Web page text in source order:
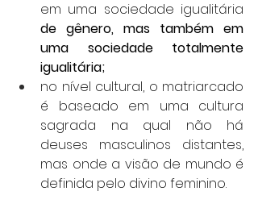
de gênero, mas também em
uma sociedade totalmente
igualitária;
no nível cultural, o matriarcado
é baseado em uma cultura
sagrada na qual não há
deuses masculinos distantes,
mas onde a visão de mundo é
definida pelo divino feminino.